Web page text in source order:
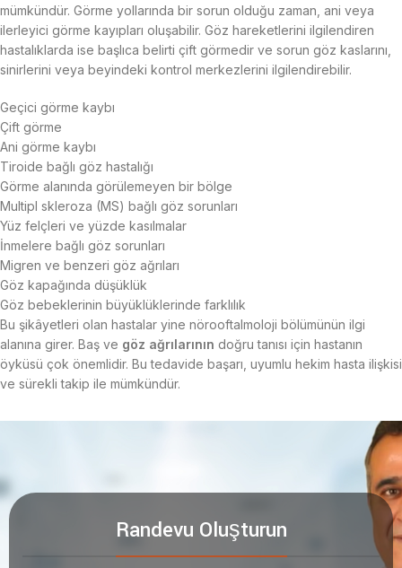
mümkündür. Görme yollarında bir sorun olduğu zaman, ani veya
ilerleyici görme kayıpları oluşabilir. Göz hareketlerini ilgilendiren
hastalıklarda ise başlıca belirti çift görmedir ve sorun göz kaslarını,
sinirlerini veya beyindeki kontrol merkezlerini ilgilendirebilir.
Geçici görme kaybı
Çift görme
Ani görme kaybı
Tiroide bağlı göz hastalığı
Görme alanında görülemeyen bir bölge
Multipl skleroza (MS) bağlı göz sorunları
Yüz felçleri ve yüzde kasılmalar
İnmelere bağlı göz sorunları
Migren ve benzeri göz ağrıları
Göz kapağında düşüklük
Göz bebeklerinin büyüklüklerinde farklılık
Bu şikâyetleri olan hastalar yine nörooftalmoloji bölümünün ilgi
alanına girer. Baş ve göz ağrılarının doğru tanısı için hastanın
öyküsü çok önemlidir. Bu tedavide başarı, uyumlu hekim hasta ilişkisi
ve sürekli takip ile mümkündür.
Randevu Oluşturun